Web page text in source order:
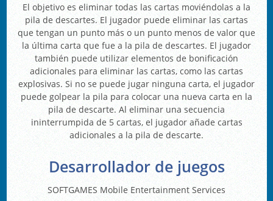
El objetivo es eliminar todas las cartas moviéndolas a la
pila de descartes. El jugador puede eliminar las cartas
que tengan un punto más o un punto menos de valor que
la última carta que fue a la pila de descartes. El jugador
también puede utilizar elementos de bonificación
adicionales para eliminar las cartas, como las cartas
explosivas. Si no se puede jugar ninguna carta, el jugador
puede golpear la pila para colocar una nueva carta en la
pila de descarte. Al eliminar una secuencia
ininterrumpida de 5 cartas, el jugador añade cartas
adicionales a la pila de descarte.
Desarrollador de juegos
SOFTGAMES Mobile Entertainment Services